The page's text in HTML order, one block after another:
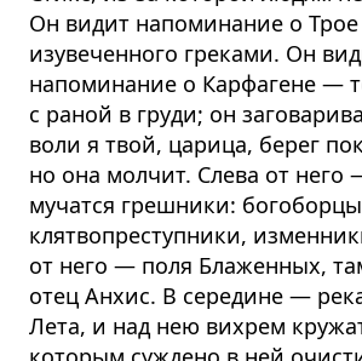
Он видит напоминание о
изувеченного греками. Он
напоминание о Карфагене —
с раной в груди; он
воли я твой, царица, берег
но она молчит. Слева от него
мучатся грешники:
клятвопреступники,
от него — поля Блаженных,
отец Анхис. В середине —
Лета, и над нею вихрем